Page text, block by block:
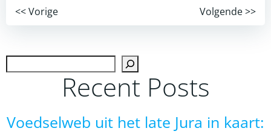
Post
navigation
<< Vorige
Post
navigation
Volgende >>
Recent Posts
Voedselweb uit het late Jura in kaart: